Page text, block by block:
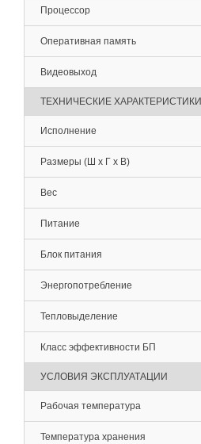
Процессор
Оперативная память
Видеовыход
ТЕХНИЧЕСКИЕ ХАРАКТЕРИСТИКИ
Исполнение
Размеры (Ш х Г х В)
Вес
Питание
Блок питания
Энергопотребление
Тепловыделение
Класс эффективности БП
УСЛОВИЯ ЭКСПЛУАТАЦИИ
Рабочая температура
Температура хранения